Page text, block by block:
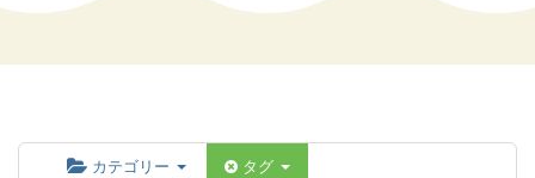
カテゴリー タグ
04:00